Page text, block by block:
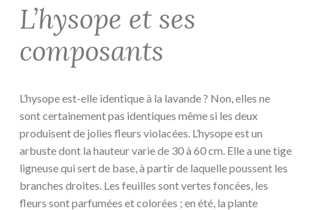
L’hysope et ses
composants
L’hysope est-elle identique à la lavande ? Non, elles ne
sont certainement pas identiques même si les deux
produisent de jolies fleurs violacées. L’hysope est un
arbuste dont la hauteur varie de 30 à 60 cm. Elle a une tige
ligneuse qui sert de base, à partir de laquelle poussent les
branches droites. Les feuilles sont vertes foncées, les
fleurs sont parfumées et colorées ; en été, la plante